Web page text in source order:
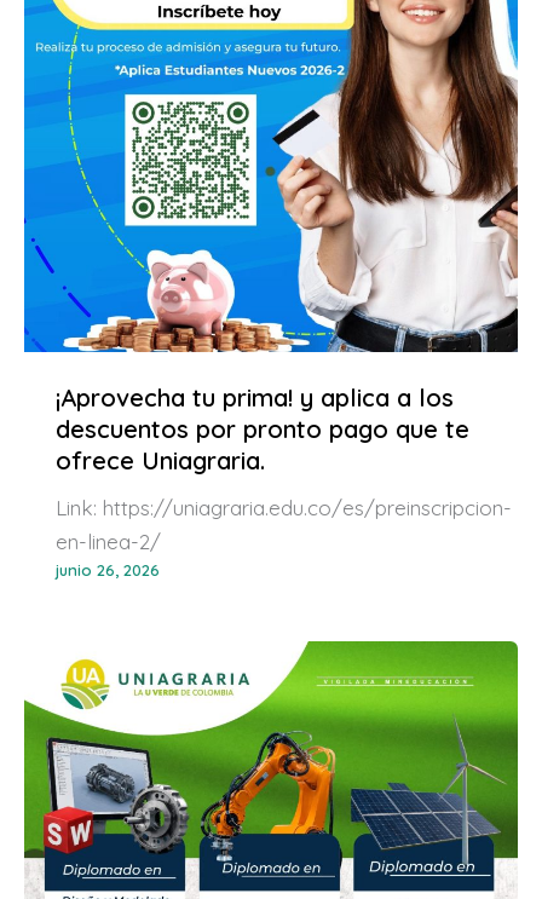
¡Aprovecha tu prima! y aplica a los
descuentos por pronto pago que te
ofrece Uniagraria.
Link: https://uniagraria.edu.co/es/preinscripcion-
en-linea-2/
junio 26, 2026